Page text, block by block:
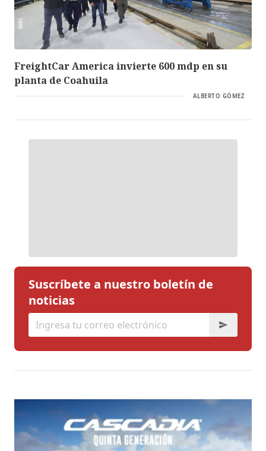
FreightCar America invierte 600 mdp en su
planta de Coahuila
ALBERTO GÓMEZ
Suscríbete a nuestro boletín de
noticias